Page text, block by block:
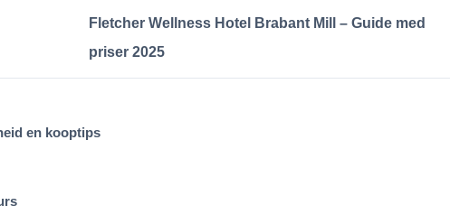
Fletcher Wellness Hotel Brabant Mill – Guide med
priser 2025
en kooptips